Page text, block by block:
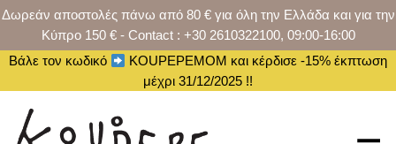
Δωρεάν αποστολές πάνω από 80 € για όλη την Ελλάδα και για την
Κύπρο 150 € - Contact : +30 2610322100, 09:00-16:00
Βάλε τον κωδικό
KOUPEPEMOM και κέρδισε -15% έκπτωση
μέχρι 31/12/2025 !!